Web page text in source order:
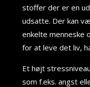
stoffer der er en
udsatte. Der kan
enkelte menneske
for at leve det liv,
Et højt
som f.eks. angst